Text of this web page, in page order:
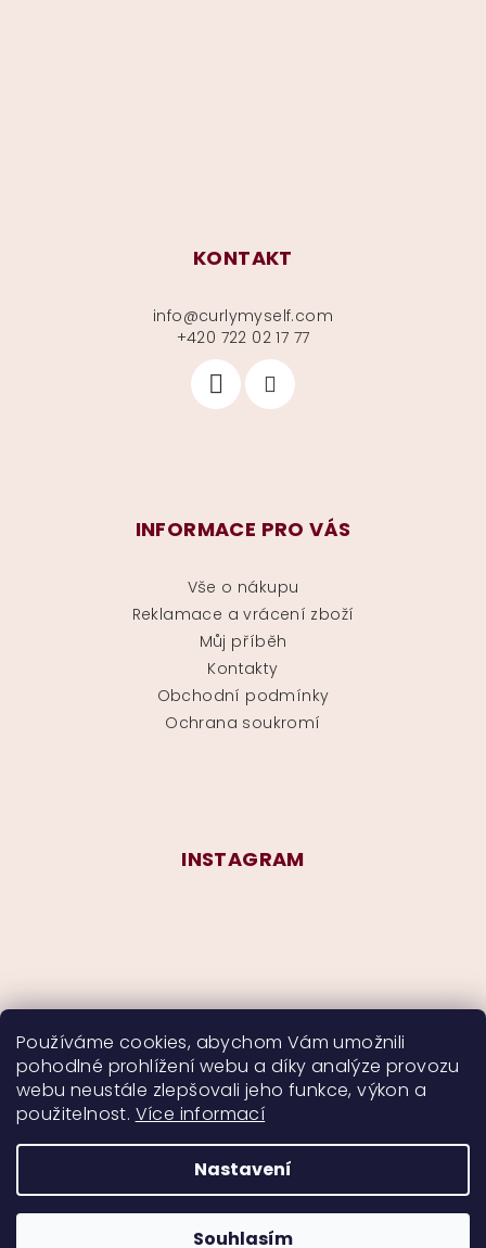
Používáme cookies, abychom Vám umožnili
pohodlné prohlížení webu a díky analýze provozu
webu neustále zlepšovali jeho funkce, výkon a
použitelnost. Více informací
Nastavení
Souhlasím
KONTAKT
info@curlymyself.com
+420 722 02 17 77
INFORMACE PRO VÁS
Vše o nákupu
Reklamace a vrácení zboží
Můj příběh
Kontakty
Obchodní podmínky
Ochrana soukromí
INSTAGRAM
Sledovat na Instagramu